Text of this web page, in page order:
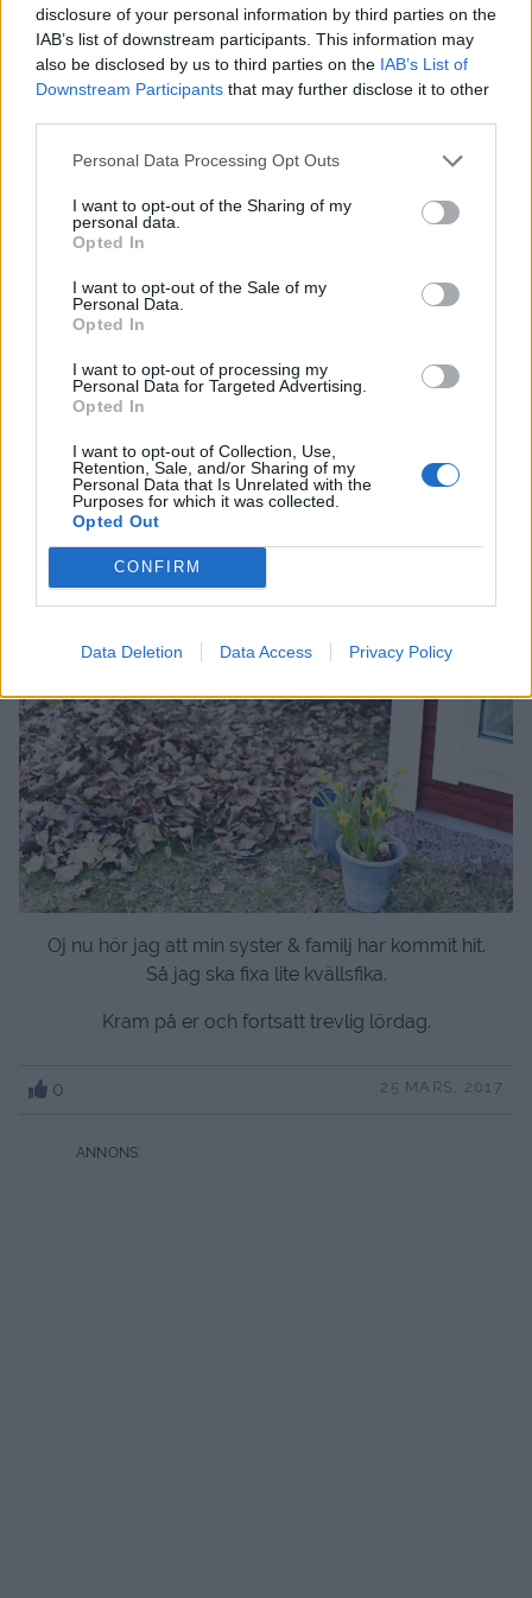
disclosure of your personal information by third parties on the
IAB’s list of downstream participants. This information may
also be disclosed by us to third parties on the IAB’s List of
Downstream Participants that may further disclose it to other
Personal Data Processing Opt Outs
I want to opt-out of the Sharing of my
personal data.
Opted In
I want to opt-out of the Sale of my
Personal Data.
Opted In
I want to opt-out of processing my
Personal Data for Targeted Advertising.
Opted In
I want to opt-out of Collection, Use,
Retention, Sale, and/or Sharing of my
Personal Data that Is Unrelated with the
Purposes for which it was collected.
Opted Out
CONFIRM
Data Deletion Data Access Privacy Policy
Mina rabatter lyckades jag räfsa fram, har så mycket löv
i dem att inga påskliljor eller kokusar lyckats komma
Men ska försöka påminna mig själv till nästa år(!!!) att det
inte är en bra ide att sprida ut hönsgödsel när vi ska vara
hem. För det doftar inte parfym direkt, men nu håller jag
verkligen tummarna att våra trötta äppelträd & rosor
ska blomma ordentligt. 50 liter hönsgödsel borde göra
lite skillnad. Eller?
Oj nu hör jag att min syster & familj har kommit hit.
Så jag ska fixa lite kvällsfika.
Kram på er och fortsatt trevlig lördag.
0 25 MARS, 2017